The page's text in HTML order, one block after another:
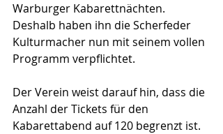
Warburger Kabarettnächten.
Deshalb haben ihn die Scherfeder
Kulturmacher nun mit seinem vollen
Programm verpflichtet.
Der Verein weist darauf hin, dass die
Anzahl der Tickets für den
Kabarettabend auf 120 begrenzt ist.